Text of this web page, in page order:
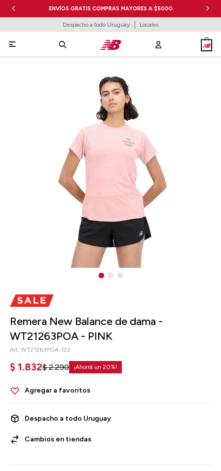
ENVÍOS GRATIS COMPRAS MAYORES A $5000
Despacho a todo Uruguay Locales

Remera New Balance de dama -
WT21263POA - PINK
WT21263POA-122
$ 1.832$ 2.290 20
Despacho a todo Uruguay
Cambios en tiendas